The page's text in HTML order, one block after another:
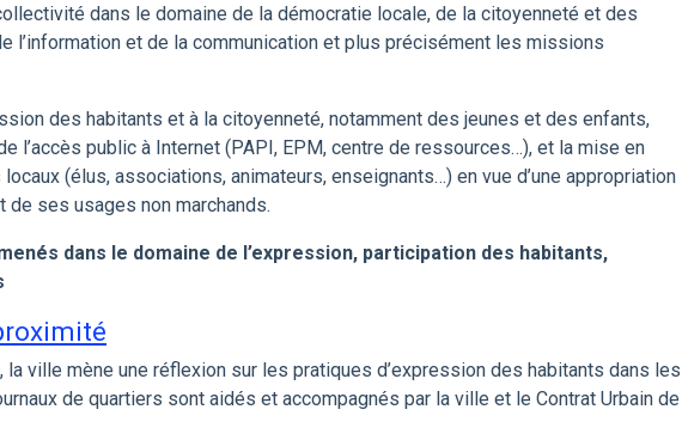
dans le domaine de la démocratie locale, de la citoyenneté et des
l’information et de la communication et plus précisément les missions
des habitants et à la citoyenneté, notamment des jeunes et des enfants,
l’accès public à Internet (PAPI, EPM, centre de ressources…), et la mise en
(élus, associations, animateurs, enseignants…) en vue d’une appropriation
de ses usages non marchands.
dans le domaine de l’expression, participation des habitants,
la ville mène une réflexion sur les pratiques d’expression des habitants dans les
de quartiers sont aidés et accompagnés par la ville et le Contrat Urbain de